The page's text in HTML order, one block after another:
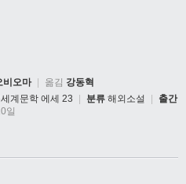
비오마 옮김 강동혁
계문학 에세 23 분류 해외소설
출간
일